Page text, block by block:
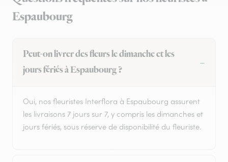
Espaubourg
Peut-on livrer des fleurs le dimanche et les
jours fériés à Espaubourg ?
Oui, nos fleuristes Interflora à Espaubourg assurent
les livraisons 7 jours sur 7, y compris les dimanches et
jours fériés, sous réserve de disponibilité du fleuriste.